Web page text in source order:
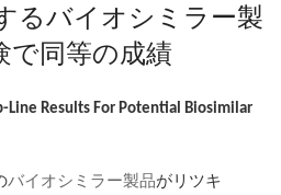
るバイオシミラー製
で同等の成績
Line Results For Potential Biosimilar
バイオシミラー製品がリツキ